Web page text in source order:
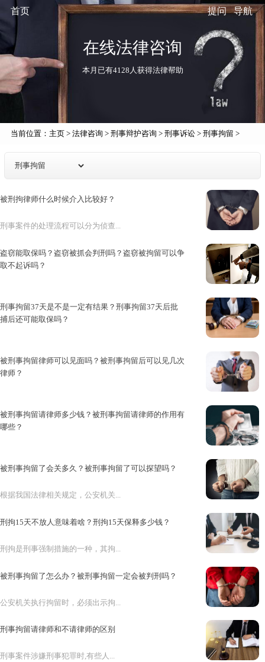
首页 导航
提问
在线法律咨询
本月已有4128人获得法律帮助
当前位置： 主页> 法律咨询 > 刑事辩护咨询 > 刑事诉讼> 刑事拘留 >
被刑拘律师什么时候介入比较好？
刑事案件的处理流程可以分为侦查...
盗窃能取保吗？盗窃被抓会判刑吗？盗窃被拘留可以争
取不起诉吗？
刑事拘留37天是不是一定有结果？刑事拘留37天后批
捕后还可能取保吗？
被刑事拘留律师可以见面吗？被刑事拘留后可以见几次
律师？
被刑事拘留请律师多少钱？被刑事拘留请律师的作用有
哪些？
被刑事拘留了会关多久？被刑事拘留了可以探望吗？
根据我国法律相关规定，公安机关...
刑拘15天不放人意味着啥？刑拘15天保释多少钱？
刑拘是刑事强制措施的一种，其拘...
被刑事拘留了怎么办？被刑事拘留一定会被判刑吗？
公安机关执行拘留时，必须出示拘...
刑事拘留请律师和不请律师的区别
刑事案件涉嫌刑事犯罪时,有些人...